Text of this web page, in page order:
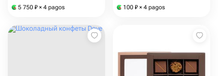
5 750 ₽ × 4 pagos 100 ₽ × 4 pagos